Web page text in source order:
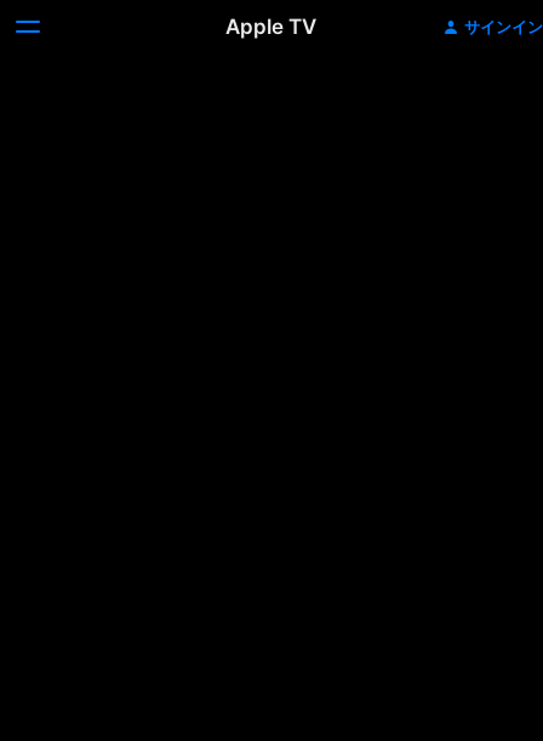
Apple TV サインイン